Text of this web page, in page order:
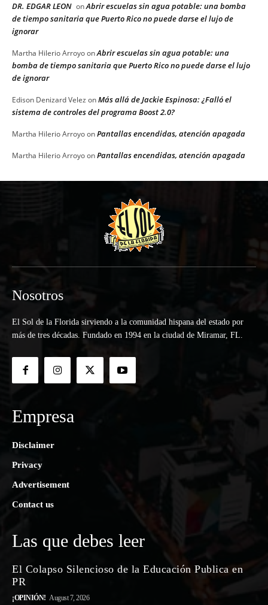
DR. EDGAR LEON onAbrir escuelas sin agua potable: una bomba
de tiempo sanitaria que Puerto Rico no puede darse el lujo de
ignorar
Martha Hilerio ArroyoonAbrir escuelas sin agua potable: una
bomba de tiempo sanitaria que Puerto Rico no puede darse el lujo
de ignorar
Edison Denizard Velez onMás allá de Jackie Espinosa: ¿Falló el
sistema de controles del programa Boost 2.0?
Martha Hilerio ArroyoonPantallas encendidas, atención apagada
Martha Hilerio ArroyoonPantallas encendidas, atención apagada
Nosotros
El Sol de la Florida sirviendo a la comunidad hispana del estado por
más de tres décadas. Fundado en 1994 en la ciudad de Miramar, FL.
Empresa
Disclaimer
Privacy
Advertisement
Contact us
Las que debes leer
El Colapso Silencioso de la Educación Publica en
PR
¡OPINIÓN! August 7, 2026